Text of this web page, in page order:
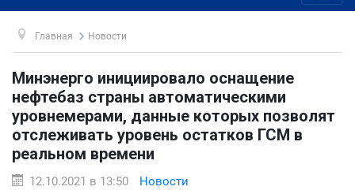
Главная Новости
Минэнерго инициировало оснащение
нефтебаз страны автоматическими
уровнемерами, данные которых позволят
отслеживать уровень остатков ГСМ в
реальном времени
12.10.2021 в 13:50 Новости